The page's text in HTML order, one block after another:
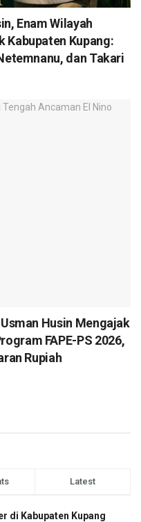
Enam Wilayah
Kabupaten Kupang:
dan Takari
Husin Mengajak
FAPE-PS 2026,
Rupiah
Latest
di Kabupaten Kupang